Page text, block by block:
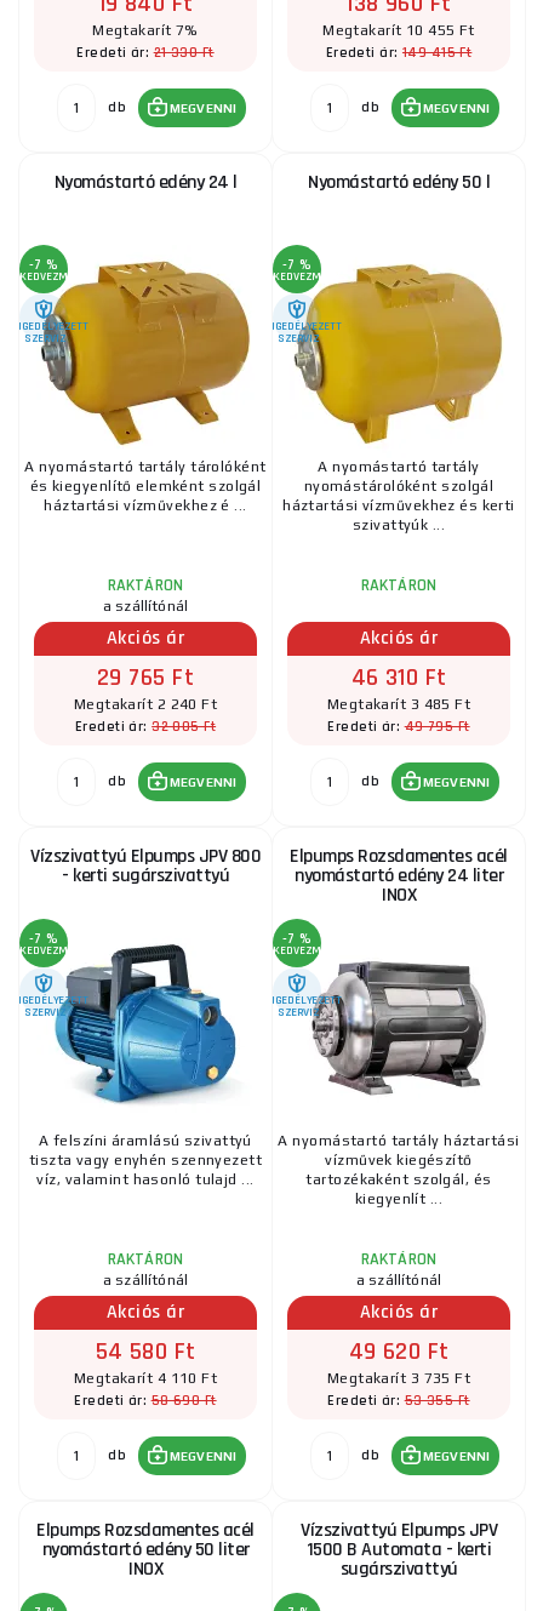
Megtakarít 7%
Eredeti ár:21 330 Ft
db MEGVENNI
Megtakarít 10 455 Ft
Eredeti ár: 149 415 Ft
db MEGVENNI
Nyomástartó edény 24 l
-7 %
KEDVEZMÉNY
ENGEDÉLYEZETT
SZERVIZ
A nyomástartó tartály tárolóként
és kiegyenlítő elemként szolgál
háztartási vízművekhez é ...
RAKTÁRON
a szállítónál
Akciós ár
29 765 Ft
Megtakarít 2 240 Ft
Eredeti ár:32 005 Ft
db MEGVENNI
Nyomástartó edény 50 l
-7 %
KEDVEZMÉNY
ENGEDÉLYEZETT
SZERVIZ
A nyomástartó tartály
nyomástárolóként szolgál
háztartási vízművekhez és kerti
szivattyúk ...
RAKTÁRON
Akciós ár
46 310 Ft
Megtakarít 3 485 Ft
Eredeti ár:49 795 Ft
db MEGVENNI
Vízszivattyú Elpumps JPV 800
- kerti sugárszivattyú
-7 %
KEDVEZMÉNY
ENGEDÉLYEZETT
SZERVIZ
A felszíni áramlású szivattyú
tiszta vagy enyhén szennyezett
víz, valamint hasonló tulajd ...
RAKTÁRON
a szállítónál
Akciós ár
54 580 Ft
Megtakarít 4 110 Ft
Eredeti ár:58 690 Ft
db MEGVENNI
Elpumps Rozsdamentes acél
nyomástartó edény 24 liter
INOX
-7 %
KEDVEZMÉNY
ENGEDÉLYEZETT
SZERVIZ
A nyomástartó tartály háztartási
vízművek kiegészítő
tartozékaként szolgál, és
kiegyenlít ...
RAKTÁRON
a szállítónál
Akciós ár
49 620 Ft
Megtakarít 3 735 Ft
Eredeti ár:53 355 Ft
db MEGVENNI
Elpumps Rozsdamentes acél
nyomástartó edény 50 liter
INOX
Vízszivattyú Elpumps JPV
1500 B Automata - kerti
sugárszivattyú